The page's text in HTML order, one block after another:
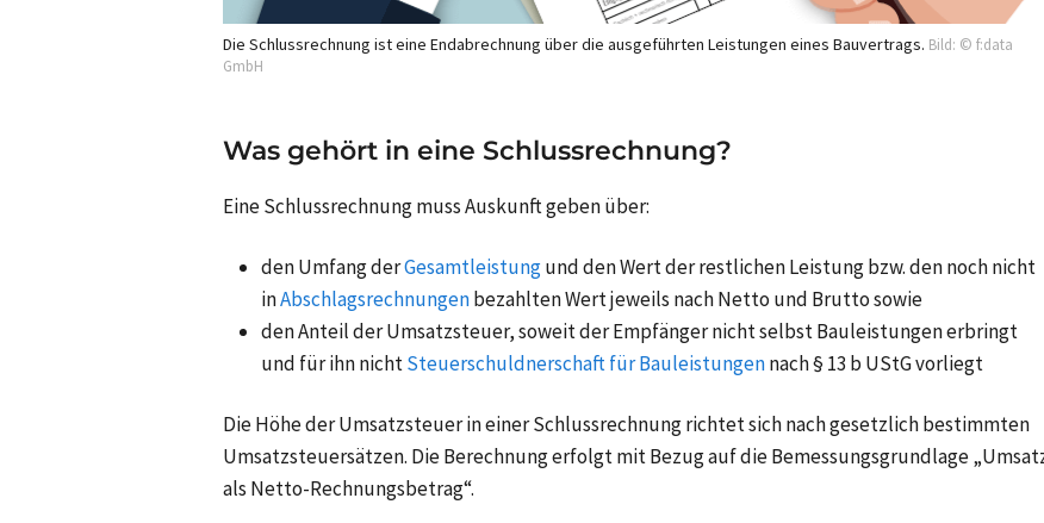
Die Schlussrechnung ist eine Endabrechnung über die ausgeführten Leistungen eines Bauvertrags. Bild: © f:data
GmbH
Was gehört in eine Schlussrechnung?
Eine Schlussrechnung muss Auskunft geben über:
den Umfang derGesamtleistungund den Wert der restlichen Leistung bzw. den noch nicht
inAbschlagsrechnungenbezahlten Wert jeweils nach Netto und Brutto sowie
den Anteil derUmsatzsteuer, soweit der Empfänger nicht selbst Bauleistungen erbringt
und für ihn nichtSteuerschuldnerschaft für Bauleistungennach § 13 b UStG vorliegt
Die Höhe der Umsatzsteuer in einer Schlussrechnung richtet sich nach gesetzlich bestimmten
Umsatzsteuersätzen. Die Berechnung erfolgt mit Bezug auf die Bemessungsgrundlage
als Netto-Rechnungsbetrag“.